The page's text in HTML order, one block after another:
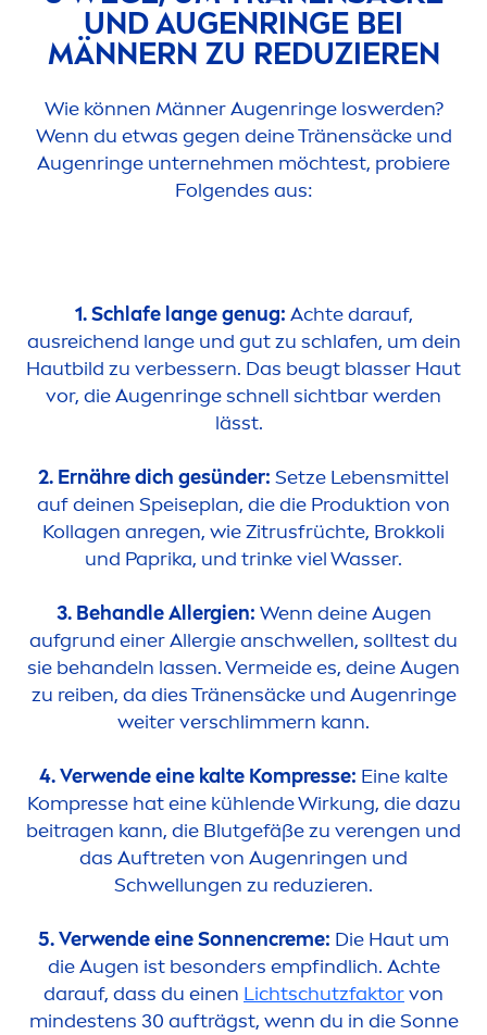
UND AUGENRINGE BEI
MÄNNERN ZU REDUZIEREN
Wie können Männer Augenringe loswerden?
Wenn du etwas gegen deine Tränensäcke und
Augenringe unternehmen möchtest, probiere
Folgendes aus:
1. Schlafe lange genug: Achte darauf,
ausreichend lange und gut zu schlafen, um dein
Hautbild zu verbessern. Das beugt blasser Haut
vor, die Augenringe schnell sichtbar werden
lässt.
2. Ernähre dich gesünder: Setze Lebensmittel
auf deinen Speiseplan, die die Produktion von
Kollagen anregen, wie Zitrusfrüchte, Brokkoli
und Paprika, und trinke viel Wasser.
3. Behandle Allergien: Wenn deine Augen
aufgrund einer Allergie anschwellen, solltest du
sie behandeln lassen. Vermeide es, deine Augen
zu reiben, da dies Tränensäcke und Augenringe
weiter verschlimmern kann.
4. Verwende eine kalte Kompresse: Eine kalte
Kompresse hat eine kühlende Wirkung, die dazu
beitragen kann, die Blutgefäße zu verengen und
das Auftreten von Augenringen und
Schwellungen zu reduzieren.
5. Verwende eine Sonnencreme: Die Haut um
die Augen ist besonders empfindlich. Achte
darauf, dass du einen Lichtschutzfaktorvon
mindestens 30 aufträgst, wenn du in die Sonne